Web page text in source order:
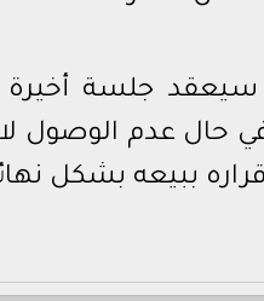
سيعقد جلسة أخيرة
في حال عدم الوصول
ببيعه بشكل